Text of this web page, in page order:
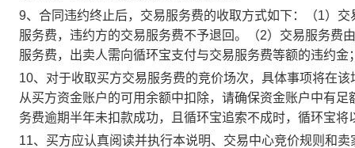
9、合同违约终止后，交易服务费的收取方式如下：（1）
服务费，违约方的交易服务费不予退回。（2）交易服务费
服务费，出卖人需向循环宝支付与交易服务费等额的违约
10、对于收取买方交易服务费的竞价场次，具体事项将在
从买方资金账户的可用余额中扣除，请确保资金账户中有
务费逾期半年未扣款成功，且循环宝追索不成时，循环宝将
11、买方应认真阅读并执行本说明、交易中心竞价规则和